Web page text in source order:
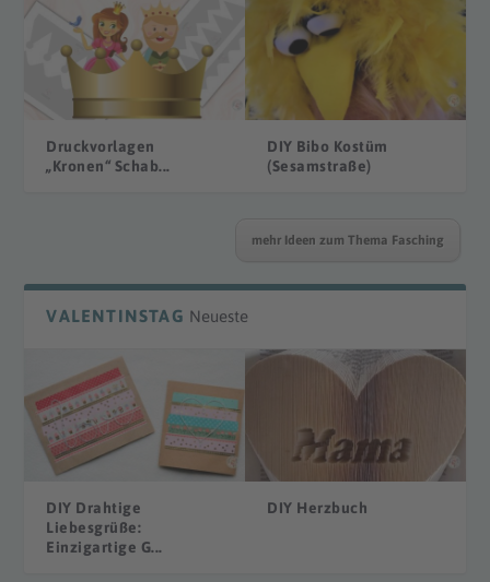
Druckvorlagen
„Kronen“ Schab...
DIY Bibo Kostüm
(Sesamstraße)
mehr Ideen zum Thema Fasching
VALENTINSTAG Neueste
DIY Drahtige
Liebesgrüße:
Einzigartige G...
DIY Herzbuch